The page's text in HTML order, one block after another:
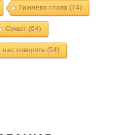
Тижнева глава (74)
Суккот (64)
нас говорять (54)